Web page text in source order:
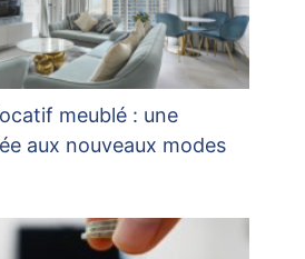
meublé : une
aux nouveaux modes